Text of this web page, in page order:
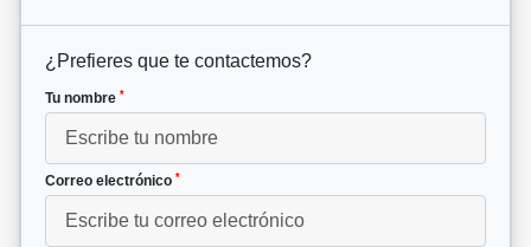
¿Prefieres que te contactemos?
Tu nombre *
Correo electrónico *